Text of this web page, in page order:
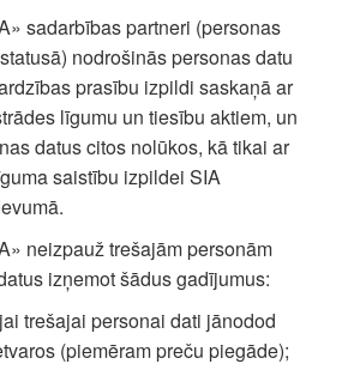
sadarbības partneri (personas
nodrošinās personas datu
prasību izpildi saskaņā ar
līgumu un tiesību aktiem, un
datus citos nolūkos, kā tikai ar
saistību izpildei SIA
neizpauž trešajām personām
izņemot šādus gadījumus:
personai dati jānodod
(piemēram preču piegāde);